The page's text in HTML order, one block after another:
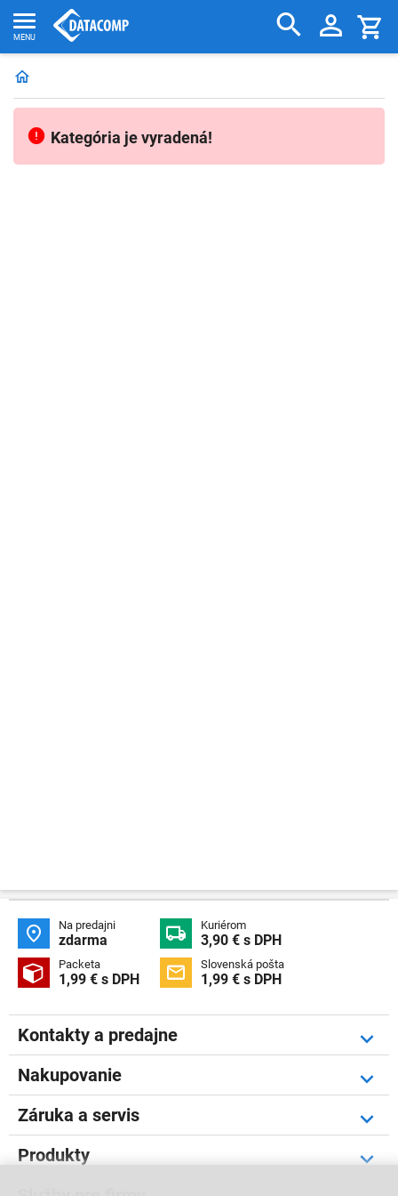
Kategória je vyradená!
 Na predajni
zdarma  Kuriérom
3,90 € s DPH
 Packeta
1,99 € s DPH  Slovenská pošta
1,99 € s DPH
Kontakty a predajne
Nakupovanie
Záruka a servis
Produkty